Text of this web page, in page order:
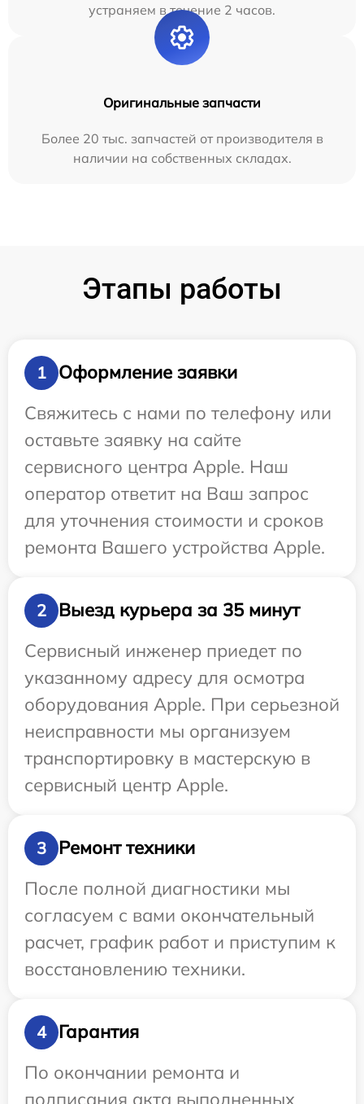
устраняем в течение 2 часов.
Оригинальные запчасти
Более 20 тыс. запчастей от производителя в
наличии на собственных складах.
Этапы работы
1
Оформление заявки
Свяжитесь с нами по телефону или
оставьте заявку на сайте
сервисного центра Apple. Наш
оператор ответит на Ваш запрос
для уточнения стоимости и сроков
ремонта Вашего устройства Apple.
2
Выезд курьера за 35 минут
Сервисный инженер приедет по
указанному адресу для осмотра
оборудования Apple. При серьезной
неисправности мы организуем
транспортировку в мастерскую в
сервисный центр Apple.
3
Ремонт техники
После полной диагностики мы
согласуем с вами окончательный
расчет, график работ и приступим к
восстановлению техники.
4
Гарантия
По окончании ремонта и
подписания акта выполненных